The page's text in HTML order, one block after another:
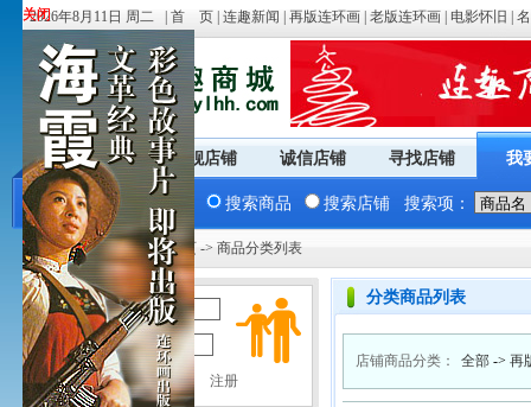
关闭
关闭
2026年8月11日 周二 | 首 页 连趣新闻 再版连环画 老版连环画 电影怀旧
商城首页 旗舰店铺 诚信店铺 寻找店铺 我
搜索商品 搜索店铺 搜索项：
您现在的位置：商城首页 -> 商品分类列表
用户名：
密 码：
分类商品列表
店铺商品分类： 全部 -> 再